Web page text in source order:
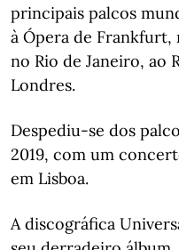
principais palcos
à Ópera de Frankfurt,
no Rio de Janeiro, ao
Londres.
Despediu-se dos
2019, com um
em Lisboa.
A discográfica